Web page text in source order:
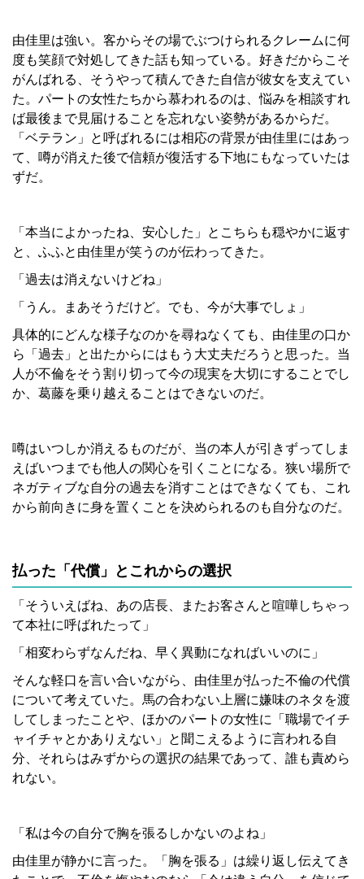
由佳里は強い。客からその場でぶつけられるクレームに何
度も笑顔で対処してきた話も知っている。好きだからこそ
がんばれる、そうやって積んできた自信が彼女を支えてい
た。パートの女性たちから慕われるのは、悩みを相談すれ
ば最後まで見届けることを忘れない姿勢があるからだ。
「ベテラン」と呼ばれるには相応の背景が由佳里にはあっ
て、噂が消えた後で信頼が復活する下地にもなっていたは
ずだ。
「本当によかったね、安心した」とこちらも穏やかに返す
と、ふふと由佳里が笑うのが伝わってきた。
「過去は消えないけどね」
「うん。まあそうだけど。でも、今が大事でしょ」
具体的にどんな様子なのかを尋ねなくても、由佳里の口か
ら「過去」と出たからにはもう大丈夫だろうと思った。当
人が不倫をそう割り切って今の現実を大切にすることでし
か、葛藤を乗り越えることはできないのだ。
噂はいつしか消えるものだが、当の本人が引きずってしま
えばいつまでも他人の関心を引くことになる。狭い場所で
ネガティブな自分の過去を消すことはできなくても、これ
から前向きに身を置くことを決められるのも自分なのだ。
払った「代償」とこれからの選択
「そういえばね、あの店長、またお客さんと喧嘩しちゃっ
て本社に呼ばれたって」
「相変わらずなんだね、早く異動になればいいのに」
そんな軽口を言い合いながら、由佳里が払った不倫の代償
について考えていた。馬の合わない上層に嫌味のネタを渡
してしまったことや、ほかのパートの女性に「職場でイチ
ャイチャとかありえない」と聞こえるように言われる自
分、それらはみずからの選択の結果であって、誰も責めら
れない。
「私は今の自分で胸を張るしかないのよね」
由佳里が静かに言った。「胸を張る」は繰り返し伝えてき